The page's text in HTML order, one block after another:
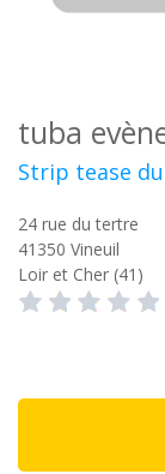
tuba
Strip tease
24 rue du tertre
41350 Vineuil
Loir et Cher (41)